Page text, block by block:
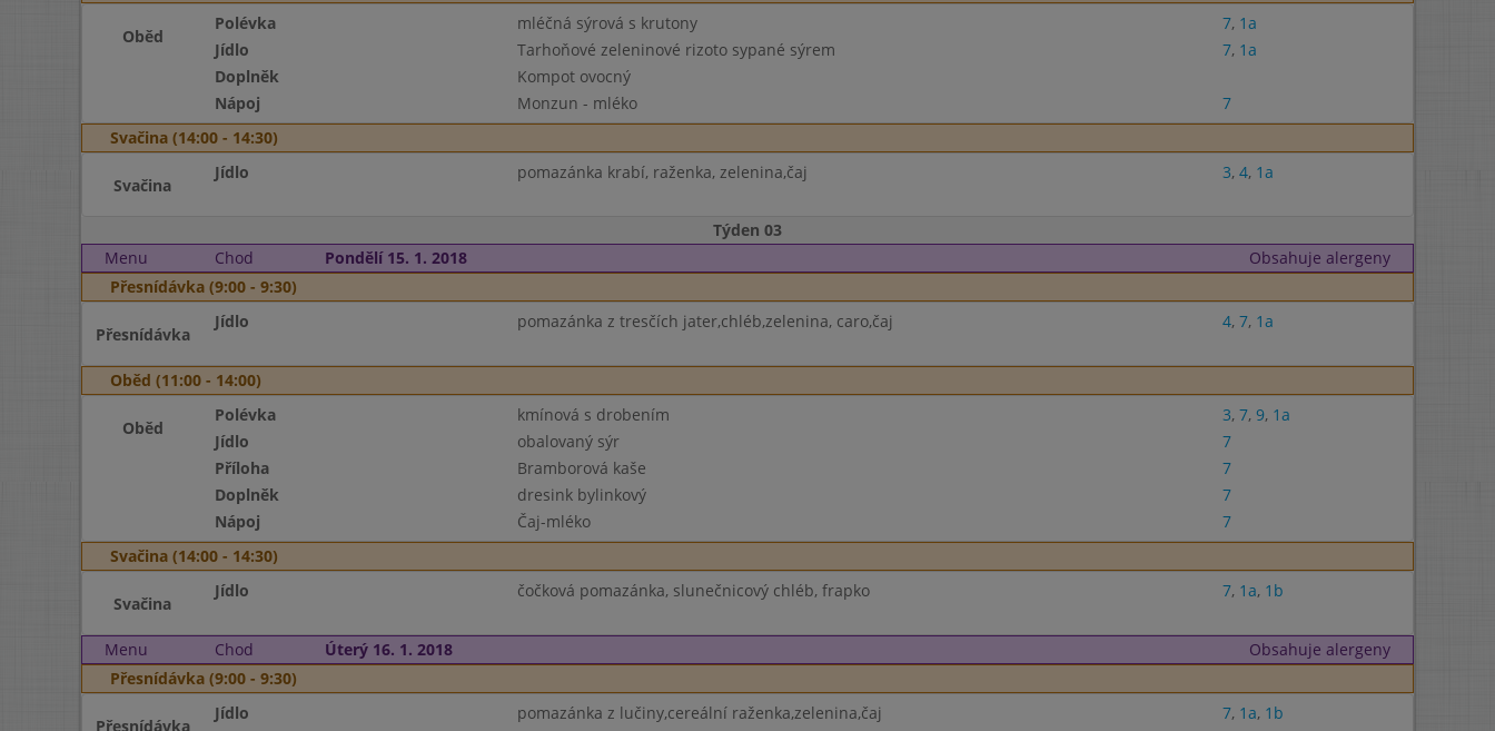
Oběd
Polévka mléčná sýrová s krutony 7, 1a
Jídlo
Tarhoňové zeleninové rizoto sypané sýrem 7, 1a
Doplněk
Kompot ovocný
Nápoj
Monzun - mléko
7
Svačina (14:00 - 14:30)
Svačina
Jídlo pomazánka krabí, raženka, zelenina,čaj 3, 4, 1a
Týden 03
Menu
Chod Pondělí 15. 1. 2018
Obsahuje alergeny
Přesnídávka (9:00 - 9:30)
Přesnídávka
Jídlo pomazánka z tresčích jater,chléb,zelenina, caro,čaj 4, 7, 1a
Oběd (11:00 - 14:00)
Oběd
Polévka kmínová s drobením 3, 7, 9, 1a
Jídlo
obalovaný sýr
7
Příloha
Bramborová kaše
7
Doplněk
dresink bylinkový
7
Nápoj
Čaj-mléko
7
Svačina (14:00 - 14:30)
Svačina
Jídlo čočková pomazánka, slunečnicový chléb, frapko 7, 1a, 1b
Menu Chod Úterý 16. 1. 2018
Obsahuje alergeny
Přesnídávka (9:00 - 9:30)
Přesnídávka
Jídlo pomazánka z lučiny,cereální raženka,zelenina,čaj 7, 1a, 1b